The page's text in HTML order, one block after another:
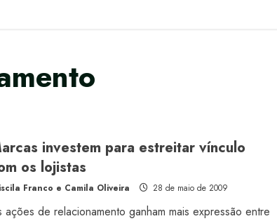
investem para estreitar vínculo
os lojistas
Franco e Camila Oliveira 28 de maio de 2009
ações de relacionamento ganham mais expressão entre